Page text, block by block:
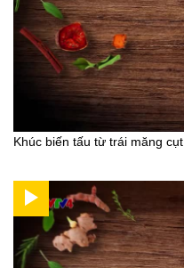
Khúc biến tấu từ trái măng cụt